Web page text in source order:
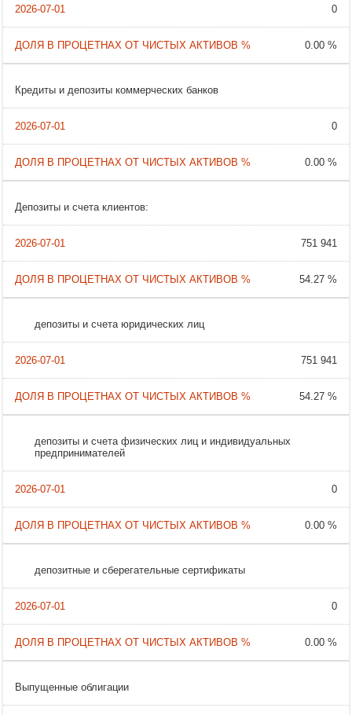
0
0.00 %
Кредиты и депозиты коммерческих банков
0
0.00 %
Депозиты и счета клиентов:
751 941
54.27 %
депозиты и счета юридических лиц
751 941
54.27 %
депозиты и счета физических лиц и индивидуальных
предпринимателей
0
0.00 %
депозитные и сберегательные сертификаты
0
0.00 %
Выпущенные облигации